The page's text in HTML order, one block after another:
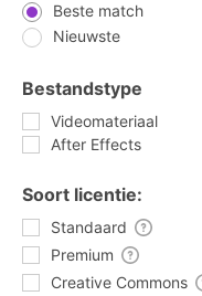
Beste match
Nieuwste
Bestandstype
Videomateriaal
After Effects
Soort licentie:
Standaard
Premium
Creative Commons